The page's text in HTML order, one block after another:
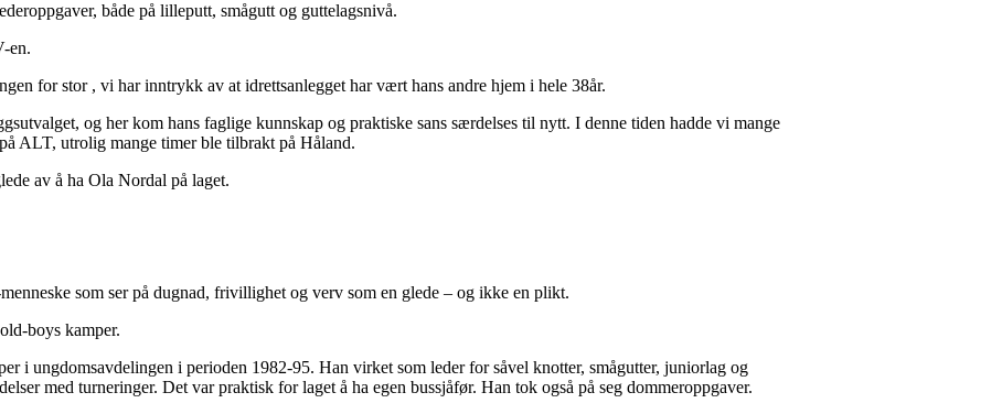
både på lilleputt, smågutt og guttelagsnivå.
en.
for stor , vi har inntrykk av at idrettsanlegget har vært hans andre hjem i hele 38år.
og her kom hans faglige kunnskap og praktiske sans særdelses til nytt. I denne tiden hadde vi mange
ALT, utrolig mange timer ble tilbrakt på Håland.
av å ha Ola Nordal på laget.
som ser på dugnad, frivillighet og verv som en glede – og ikke en plikt.
boys kamper.
i ungdomsavdelingen i perioden 1982-95. Han virket som leder for såvel knotter, smågutter, juniorlag og
med turneringer. Det var praktisk for laget å ha egen bussjåfør. Han tok også på seg dommeroppgaver.